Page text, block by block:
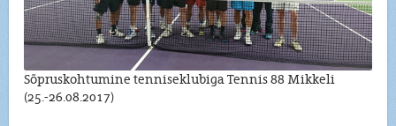
Sõpruskohtumine tenniseklubiga Tennis 88 Mikkeli
(25.-26.08.2017)